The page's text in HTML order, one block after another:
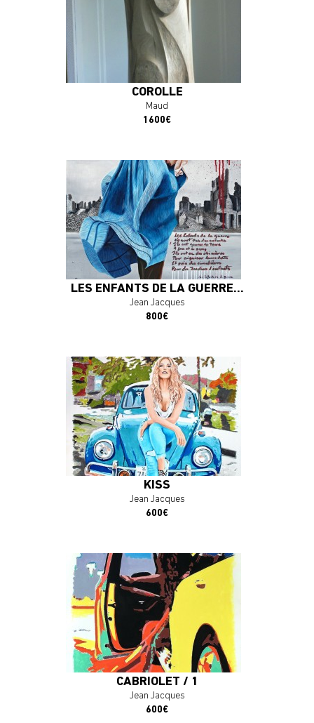
COROLLE
Maud
1600€
LES ENFANTS DE LA GUERRE...
Jean Jacques
800€
En savoir plus
J'ACHÈTE L'OEUVRE
KISS
Jean Jacques
600€
En savoir plus
J'ACHÈTE L'OEUVRE
CABRIOLET / 1
Jean Jacques
600€
En savoir plus
J'ACHÈTE L'OEUVRE